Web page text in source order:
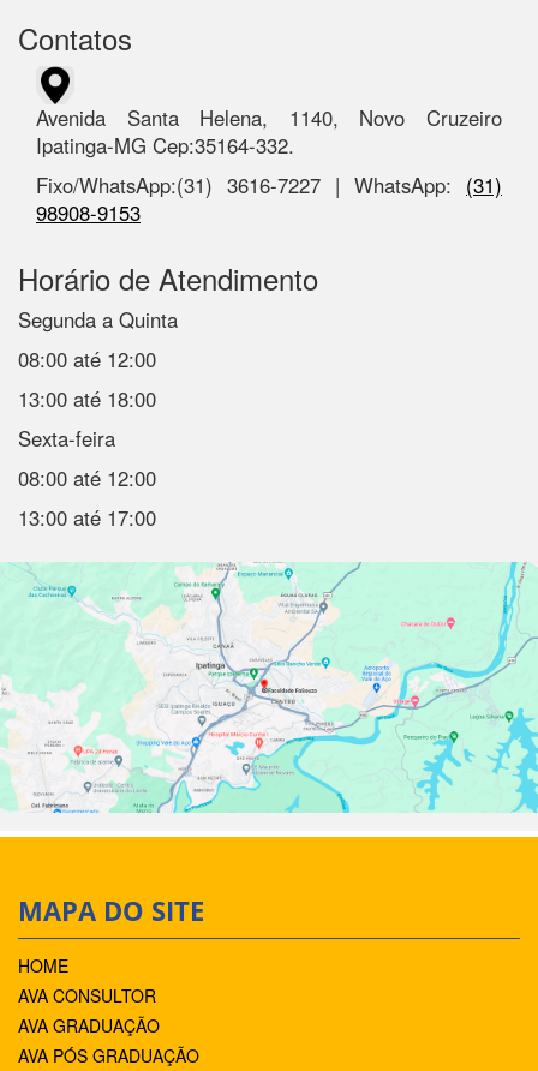
Contatos
Avenida Santa Helena, 1140, Novo Cruzeiro
Ipatinga-MG Cep:35164-332.
Fixo/WhatsApp:(31) 3616-7227 | WhatsApp: (31)
98908-9153
Horário de Atendimento
Segunda a Quinta
08:00 até 12:00
13:00 até 18:00
Sexta-feira
08:00 até 12:00
13:00 até 17:00
MAPA DO SITE
HOME
AVA CONSULTOR
AVA GRADUAÇÃO
AVA PÓS GRADUAÇÃO